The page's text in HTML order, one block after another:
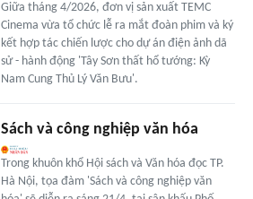
Giữa tháng 4/2026, đơn vị sản xuất TEMC
Cinema vừa tổ chức lễ ra mắt đoàn phim và ký
kết hợp tác chiến lược cho dự án điện ảnh dã
sử - hành động 'Tây Sơn thất hổ tướng: Kỳ
Nam Cung Thủ Lý Văn Bưu'.
Sách và công nghiệp văn hóa
Trong khuôn khổ Hội sách và Văn hóa đọc TP.
Hà Nội, tọa đàm 'Sách và công nghiệp văn